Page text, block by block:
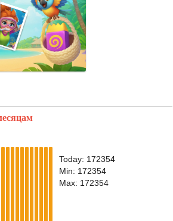
Today: 172354
Min: 172354
Max: 172354